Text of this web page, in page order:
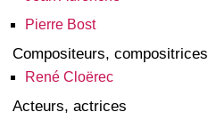
Pierre Bost
Compositeurs, compositrices
René Cloërec
Acteurs, actrices